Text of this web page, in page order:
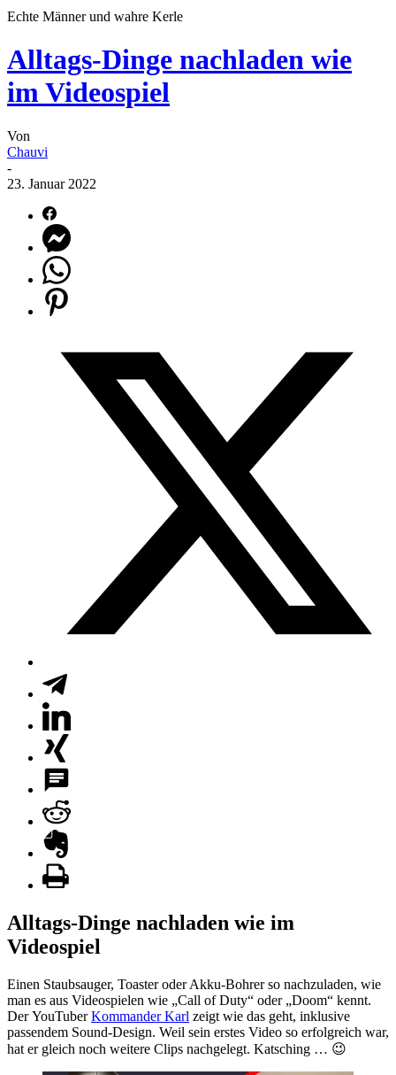
Echte Männer und wahre Kerle
Alltags-Dinge nachladen wie
im Videospiel
Von
Chauvi
-
23. Januar 2022
Alltags-Dinge nachladen wie im
Videospiel
Einen Staubsauger, Toaster oder Akku-Bohrer so nachzuladen, wie
man es aus Videospielen wie „Call of Duty“ oder „Doom“ kennt.
Der YouTuberKommander Karl zeigt wie das geht, inklusive
passendem Sound-Design. Weil sein erstes Video so erfolgreich war,
hat er gleich noch weitere Clips nachgelegt. Katsching … 😉